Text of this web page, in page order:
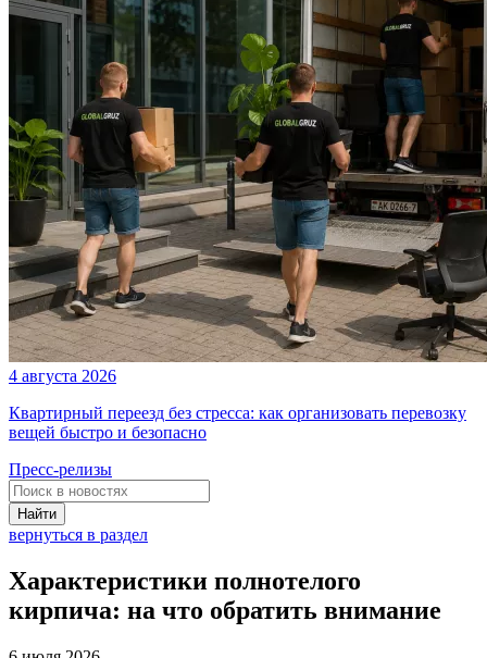
4 августа 2026
Квартирный переезд без стресса: как организовать перевозку
вещей быстро и безопасно
Пресс-релизы
Найти
вернуться в раздел
Характеристики полнотелого
кирпича: на что обратить внимание